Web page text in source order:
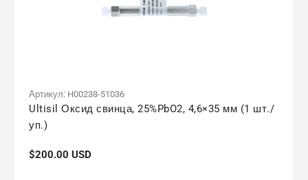
Артикул: H00238-51036
Ultisil Оксид свинца, 25%PbO2, 4,6×35 мм (1 шт./
уп.)
Обычная
$200.00 USD